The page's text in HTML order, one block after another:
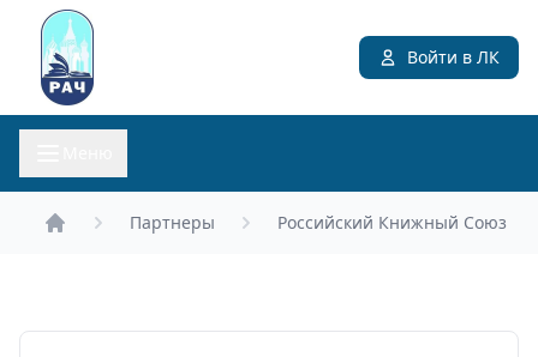
Войти в ЛК
Партнеры Российский Книжный Союз